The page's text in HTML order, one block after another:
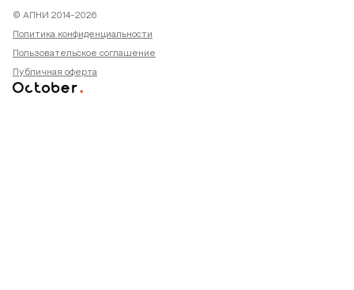
© АПНИ 2014-2026
Политика конфиденциальности
Пользовательское соглашение
Публичная оферта